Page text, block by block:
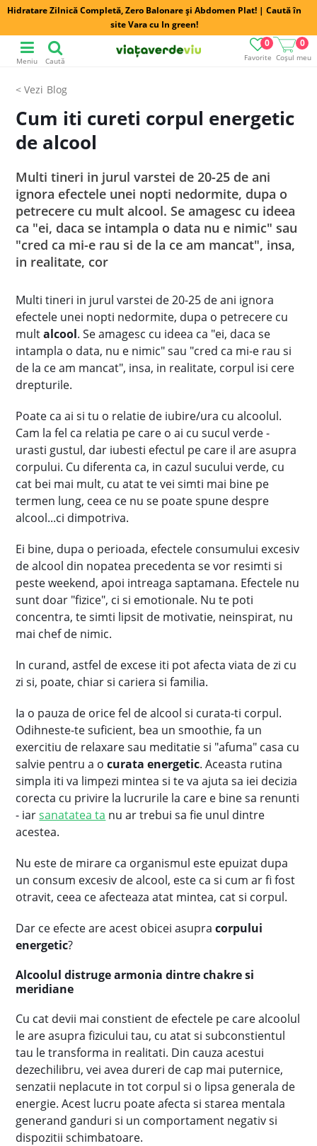
Hidratare Zilnică Completă, Zero Balonare și Abdomen Plat! | Caută în
site Vara cu In green!
Favorite
0
Coșul meu
0
Meniu Caută
Blog
Cum iti cureti corpul energetic
de alcool
Multi tineri in jurul varstei de 20-25 de ani
ignora efectele unei nopti nedormite, dupa o
petrecere cu mult alcool. Se amagesc cu ideea
ca "ei, daca se intampla o data nu e nimic" sau
"cred ca mi-e rau si de la ce am mancat", insa,
in realitate, cor
Multi tineri in jurul varstei de 20-25 de ani ignora
efectele unei nopti nedormite, dupa o petrecere cu
multalcool. Se amagesc cu ideea ca "ei, daca se
intampla o data, nu e nimic" sau "cred ca mi-e rau si
de la ce am mancat", insa, in realitate, corpul isi cere
drepturile.
Poate ca ai si tu o relatie de iubire/ura cu alcoolul.
Cam la fel ca relatia pe care o ai cu sucul verde -
urasti gustul, dar iubesti efectul pe care il are asupra
corpului. Cu diferenta ca, in cazul sucului verde, cu
cat bei mai mult, cu atat te vei simti mai bine pe
termen lung, ceea ce nu se poate spune despre
alcool...ci dimpotriva.
Ei bine, dupa o perioada, efectele consumului excesiv
de alcool din nopatea precedenta se vor resimti si
peste weekend, apoi intreaga saptamana. Efectele nu
sunt doar "fizice", ci si emotionale. Nu te poti
concentra, te simti lipsit de motivatie, neinspirat, nu
mai chef de nimic.
In curand, astfel de excese iti pot afecta viata de zi cu
zi si, poate, chiar si cariera si familia.
Ia o pauza de orice fel de alcool si curata-ti corpul.
Odihneste-te suficient, bea un smoothie, fa un
exercitiu de relaxare sau meditatie si "afuma" casa cu
salvie pentru a ocurata energetic. Aceasta rutina
simpla iti va limpezi mintea si te va ajuta sa iei decizia
corecta cu privire la lucrurile la care e bine sa renunti
- iarsanatatea ta nu ar trebui sa fie unul dintre
acestea.
Nu este de mirare ca organismul este epuizat dupa
un consum excesiv de alcool, este ca si cum ar fi fost
otravit, ceea ce afecteaza atat mintea, cat si corpul.
Dar ce efecte are acest obicei asupracorpului
energetic?
Alcoolul distruge armonia dintre chakre si
meridiane
Cu cat devii mai constient de efectele pe care alcoolul
le are asupra fizicului tau, cu atat si subconstientul
tau le transforma in realitati. Din cauza acestui
dezechilibru, vei avea dureri de cap mai puternice,
senzatii neplacute in tot corpul si o lipsa generala de
energie. Acest lucru poate afecta si starea mentala
generand ganduri si un comportament negativ si
dispozitii schimbatoare.